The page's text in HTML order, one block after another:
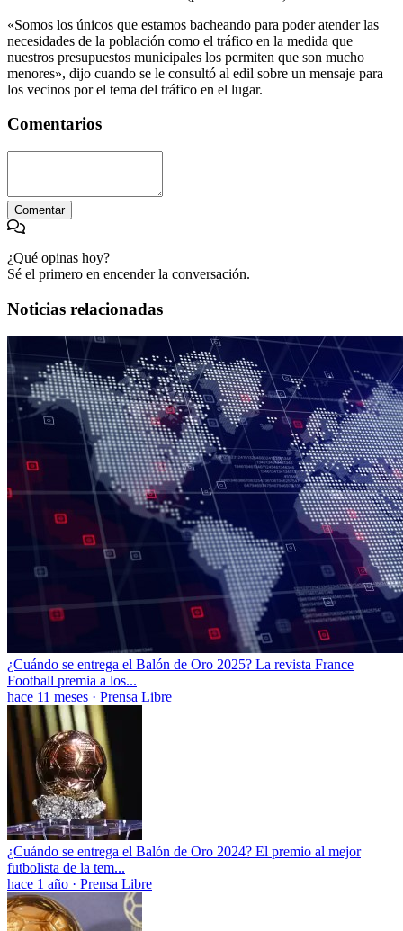
«Somos los únicos que estamos bacheando para poder atender las
necesidades de la población como el tráfico en la medida que
nuestros presupuestos municipales los permiten que son mucho
menores», dijo cuando se le consultó al edil sobre un mensaje para
los vecinos por el tema del tráfico en el lugar.
Comentarios
Comentar
¿Qué opinas hoy?
Sé el primero en encender la conversación.
Noticias relacionadas
¿Cuándo se entrega el Balón de Oro 2025? La revista France
Football premia a los...
hace 11 meses · Prensa Libre
¿Cuándo se entrega el Balón de Oro 2024? El premio al mejor
futbolista de la tem...
hace 1 año · Prensa Libre